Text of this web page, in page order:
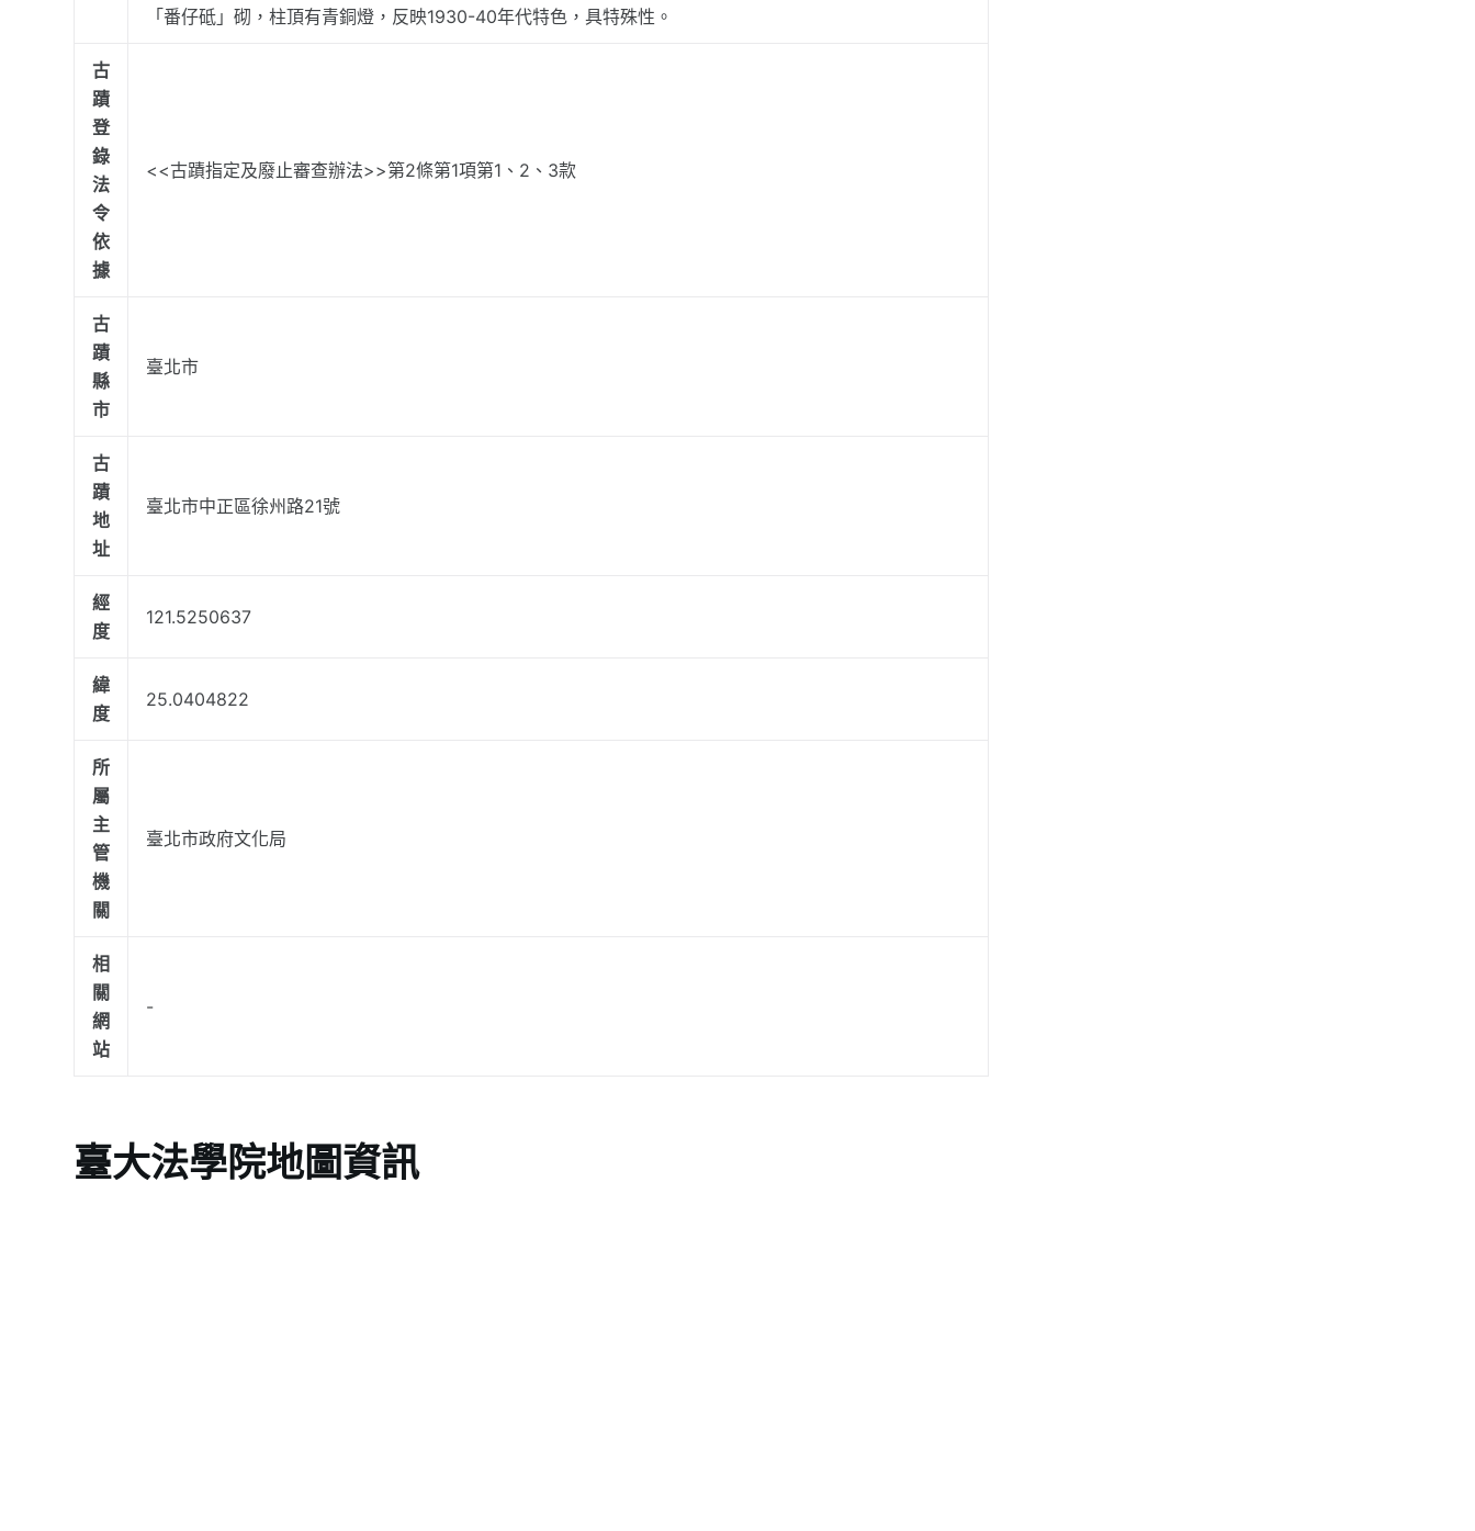
「番仔砥」砌，柱頂有青銅燈，反映1930-40年代特色，具特殊性。
古
蹟
登
錄
法
令
依
據
<<古蹟指定及廢止審查辦法>>第2條第1項第1、2、3款
古
蹟
縣
市
臺北市
古
蹟
地
址
臺北市中正區徐州路21號
經
度
121.5250637
緯
度
25.0404822
所
屬
主
管
機
關
臺北市政府文化局
相
關
網
站
-
臺大法學院地圖資訊